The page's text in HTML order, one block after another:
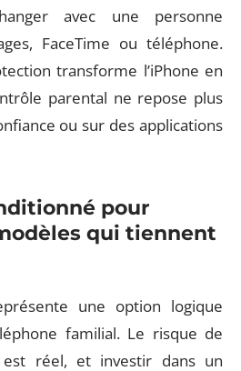
avec une personne
FaceTime ou téléphone.
transforme l’iPhone en
parental ne repose plus
ou sur des applications
pour
qui tiennent
une option logique
familial. Le risque de
réel, et investir dans un